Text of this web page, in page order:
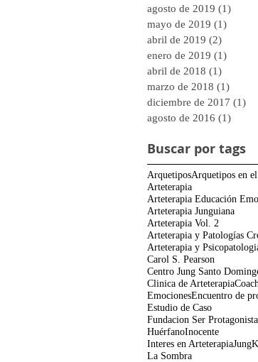
agosto de 2019 (1)
mayo de 2019 (1)
abril de 2019 (2)
enero de 2019 (1)
abril de 2018 (1)
marzo de 2018 (1)
diciembre de 2017 (1)
agosto de 2016 (1)
Buscar por tags
ArquetiposArquetipos en
Arteterapia
Arteterapia Educación
Arteterapia Junguiana
Arteterapia Vol. 2
Arteterapia y Patologías
Arteterapia y
Carol S. Pearson
Centro Jung Santo
Clinica de Arteterapia
EmocionesEncuentro de
Estudio de Caso
Fundacion Ser Protagonista
HuérfanoInocente
Interes en ArteterapiaJung
La Sombra